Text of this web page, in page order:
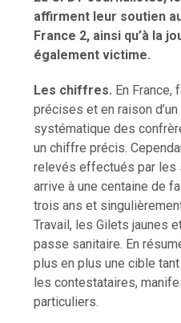
affirment leur soutien
France 2, ainsi qu’à la
également victime.
Les chiffres. En France,
précises et en raison
systématique des
un chiffre précis.
relevés effectués par les
arrive à une centaine de
trois ans et
Travail, les Gilets jaunes
passe sanitaire. En
plus en plus une cible
les contestataires,
particuliers.